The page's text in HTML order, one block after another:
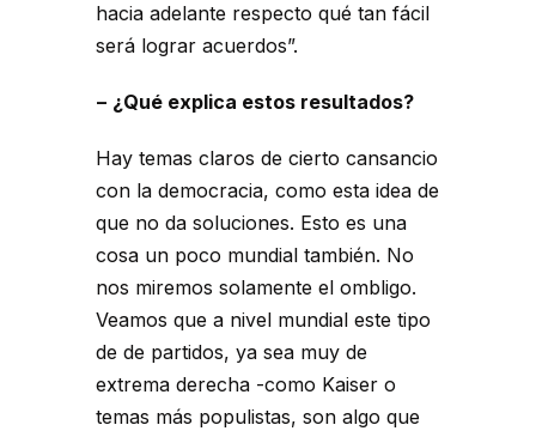
hacia adelante respecto qué tan fácil
será lograr acuerdos”.
− ¿Qué explica estos resultados?
Hay temas claros de cierto cansancio
con la democracia, como esta idea de
que no da soluciones. Esto es una
cosa un poco mundial también. No
nos miremos solamente el ombligo.
Veamos que a nivel mundial este tipo
de de partidos, ya sea muy de
extrema derecha -como Kaiser o
temas más populistas, son algo que